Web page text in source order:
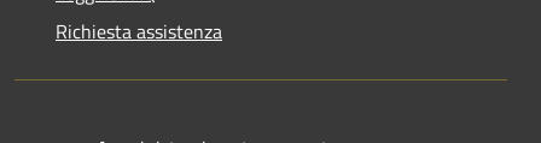
Richiesta assistenza